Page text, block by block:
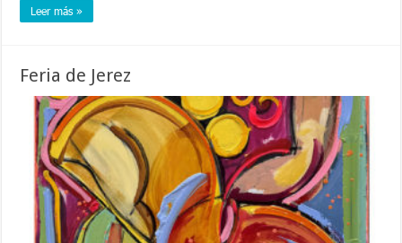
Leer más »
Feria de Jerez